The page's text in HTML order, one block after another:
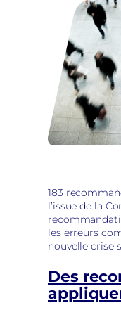
183
l’issue de la
les erreurs
nouvelle crise
Des